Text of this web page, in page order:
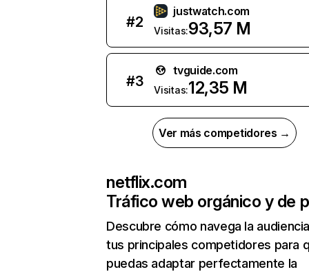
#2
justwatch.com
Visitas:93,57 M
#3
tvguide.com
Visitas:12,35 M
Ver más competidores →
netflix.com
Tráfico web orgánico y de
Descubre cómo navega la
tus principales competidores para
puedas adaptar perfectamente la